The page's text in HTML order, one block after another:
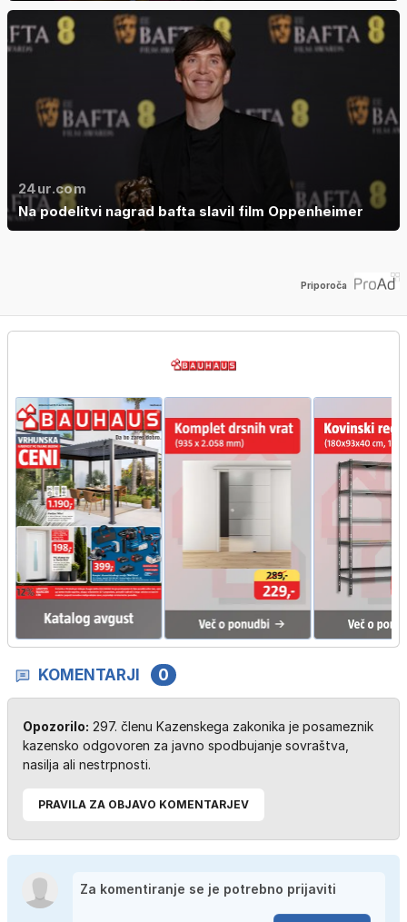
24ur.com
Na podelitvi nagrad bafta slavil film Oppenheimer
Priporoča
KOMENTARJI 0
Opozorilo: 297. členu Kazenskega zakonika je posameznik
kazensko odgovoren za javno spodbujanje sovraštva,
nasilja ali nestrpnosti.
PRAVILA ZA OBJAVO KOMENTARJEV